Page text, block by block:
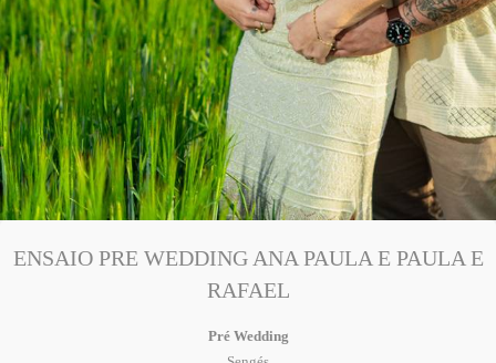
ENSAIO PRE WEDDING ANA PAULA E PAULA E
RAFAEL
Pré Wedding